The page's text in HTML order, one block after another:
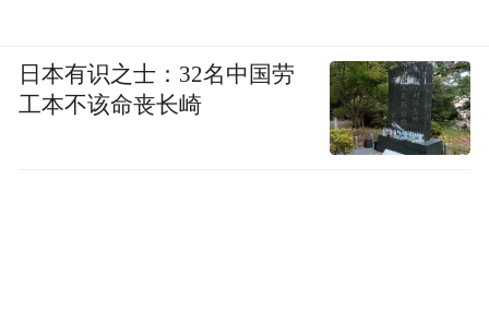
日本有识之士：32名中国劳
工本不该命丧长崎